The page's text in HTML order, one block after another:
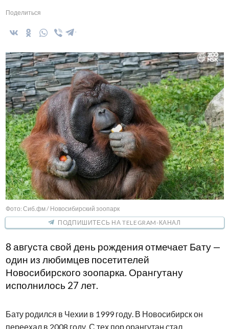
Поделиться
Фото: Сиб.фм / Новосибирский зоопарк
ПОДПИШИТЕСЬ НА TELEGRAM-КАНАЛ
8 августа свой день рождения отмечает Бату —
один из любимцев посетителей
Новосибирского зоопарка. Орангутану
исполнилось 27 лет.
Бату родился в Чехии в 1999 году. В Новосибирск он
переехал в 2008 году. С тех пор орангутан стал